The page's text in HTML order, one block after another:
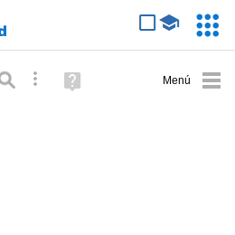
Búsqueda avanzada
Ayuda
(en